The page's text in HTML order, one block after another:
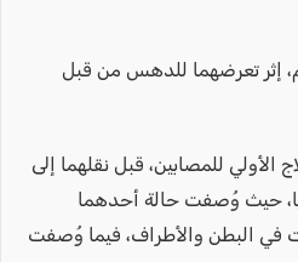
اليوم، إثر تعرضهما للدهس من قبل
الأولي للمصابين، قبل نقلهما إلى
حيث وُصفت حالة أحدهما
في البطن والأطراف، فيما وُصفت